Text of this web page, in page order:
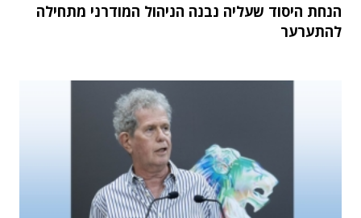
הנחת היסוד שעליה נבנה הניהול המודרני מתחילה
להתערער